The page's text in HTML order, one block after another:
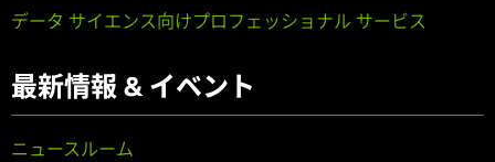
データ サイエンス向けプロフェッショナル サービス
最新情報 & イベント
ニュースルーム